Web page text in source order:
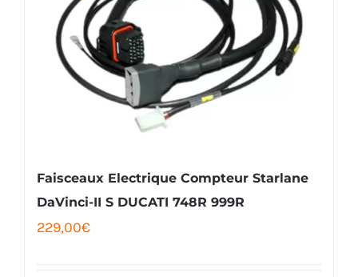
Les
options
peuvent
être
choisies
la
page
Faisceaux Electrique Compteur Starlane
DaVinci-II S DUCATI 748R 999R
229,00€